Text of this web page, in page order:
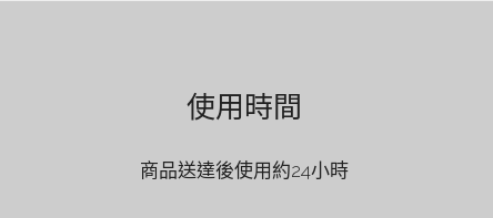
使用時間
商品送達後使用約24小時